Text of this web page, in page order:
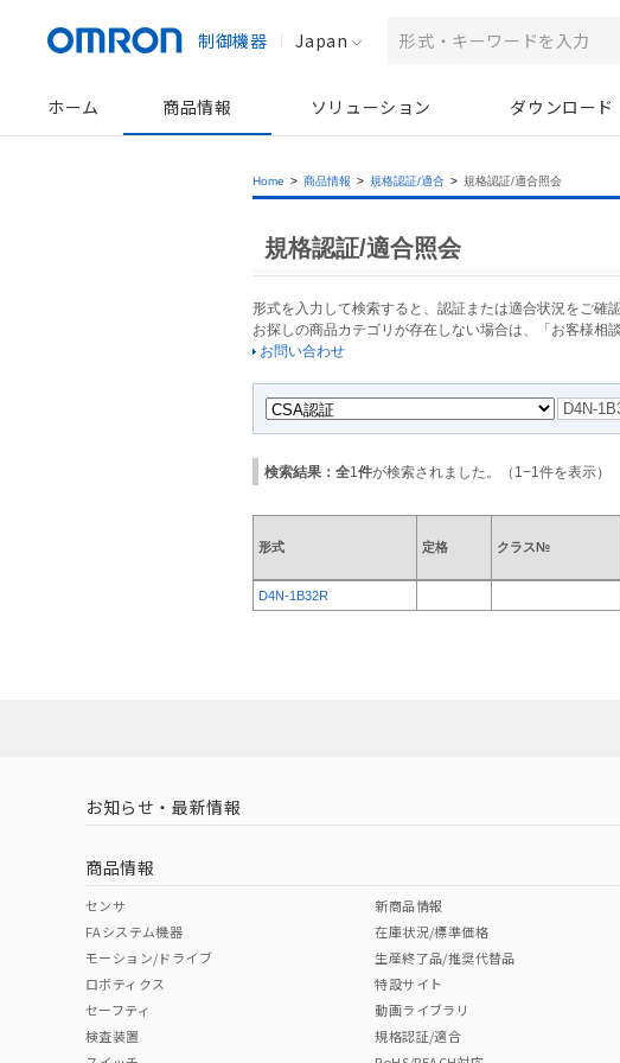
制御機器 Japan
ホーム 商品情報 ソリューション ダウンロード
Home > 商品情報 > 規格認証/適合 > 規格認証/適合照会
規格認証/適合照会
形式を入力して検索すると、認証または適合状況をご確
お探しの商品カテゴリが存在しない場合は、「お客様相
お問い合わせ
検索結果：全1 件が検索されました。（ 1 −1 件を表示）
形式 定格 クラス№
D4N-1B32R
お知らせ・最新情報
商品情報
センサ
FAシステム機器
モーション/ドライブ
ロボティクス
セーフティ
検査装置
新商品情報
在庫状況/標準価格
生産終了品/推奨代替品
特設サイト
動画ライブラリ
規格認証/適合